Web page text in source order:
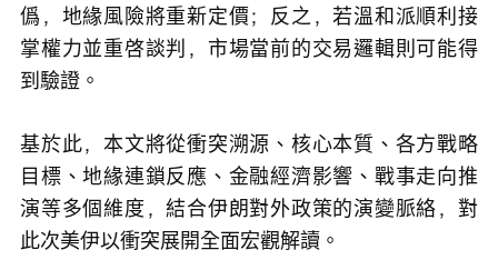
僞，地緣風險將重新定價；反之，若溫和派順利接
掌權力並重啓談判，市場當前的交易邏輯則可能得
到驗證。
基於此，本文將從衝突溯源、核心本質、各方戰略
目標、地緣連鎖反應、金融經濟影響、戰事走向推
演等多個維度，結合伊朗對外政策的演變脈絡，對
此次美伊以衝突展開全面宏觀解讀。